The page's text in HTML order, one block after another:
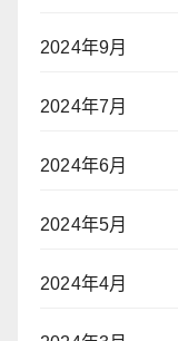
2024年9月
2024年7月
2024年6月
2024年5月
2024年4月